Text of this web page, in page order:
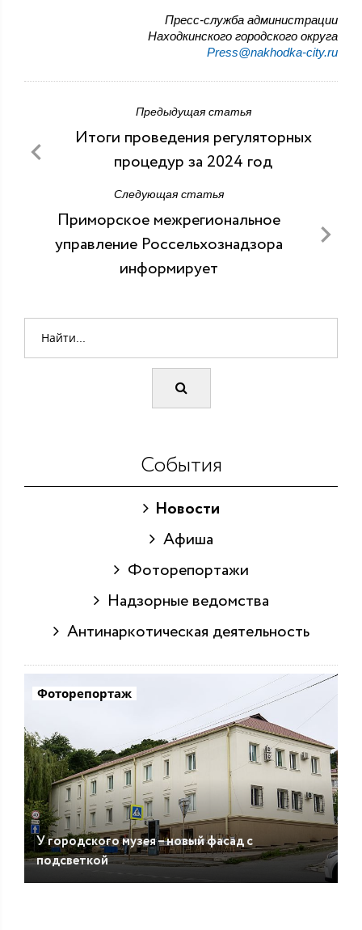
Пресс-служба администрации
Находкинского городского округа
Press@nakhodka-city.ru
Предыдущая статья
Итоги проведения регуляторных
процедур за 2024 год
Следующая статья
Приморское межрегиональное
управление Россельхознадзора
информирует
События
Новости
Афиша
Фоторепортажи
Надзорные ведомства
Антинаркотическая деятельность
Фоторепортаж
У городского музея – новый фасад с
подсветкой